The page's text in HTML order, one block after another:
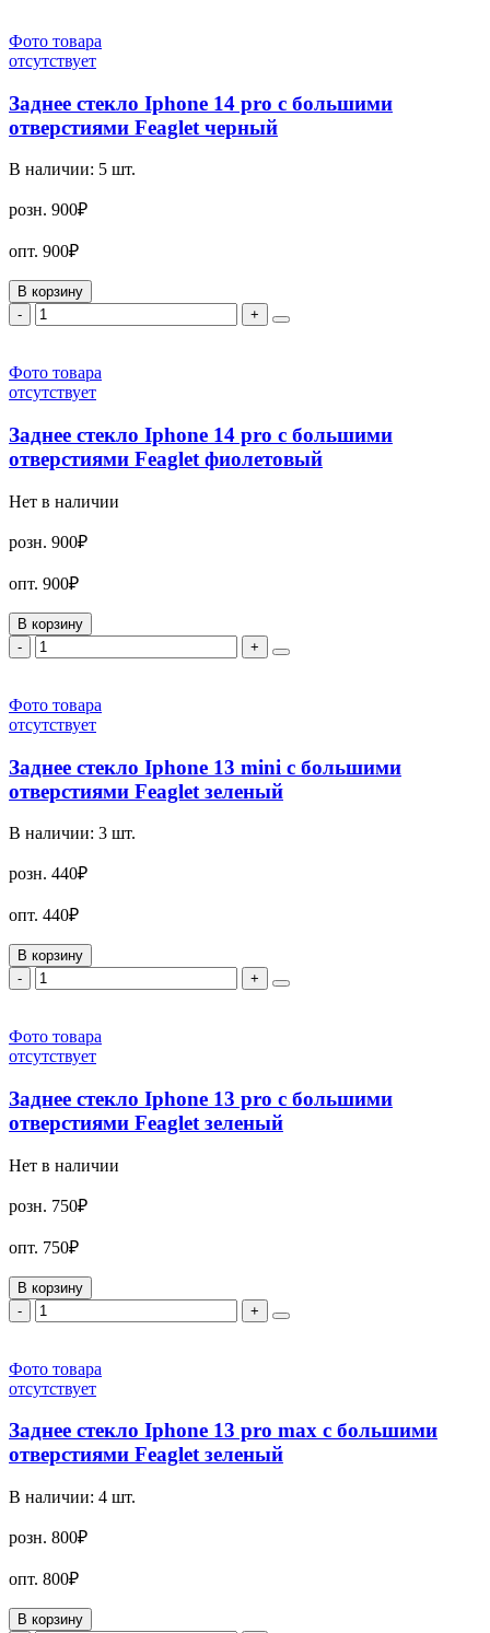
Фото товара
отсутствует
Заднее стекло Iphone 14 pro с большими
отверстиями Feaglet черный
В наличии: 5 шт.
розн. 900₽
опт. 900₽
В корзину
-
+
Фото товара
отсутствует
Заднее стекло Iphone 14 pro с большими
отверстиями Feaglet фиолетовый
Нет в наличии
розн. 900₽
опт. 900₽
В корзину
-
+
Фото товара
отсутствует
Заднее стекло Iphone 13 mini с большими
отверстиями Feaglet зеленый
В наличии: 3 шт.
розн. 440₽
опт. 440₽
В корзину
-
+
Фото товара
отсутствует
Заднее стекло Iphone 13 pro с большими
отверстиями Feaglet зеленый
Нет в наличии
розн. 750₽
опт. 750₽
В корзину
-
+
Фото товара
отсутствует
Заднее стекло Iphone 13 pro max с большими
отверстиями Feaglet зеленый
В наличии: 4 шт.
розн. 800₽
опт. 800₽
В корзину